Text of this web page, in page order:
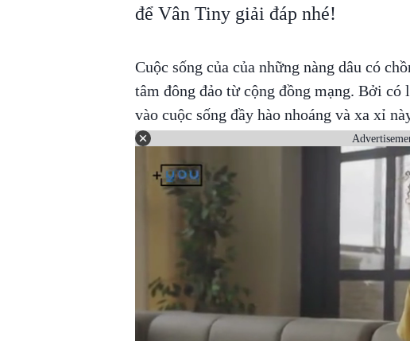
để Vân Tiny giải đáp nhé!
Cuộc sống của của những nàng dâu có
tâm đông đảo từ cộng đồng mạng. Bởi có
vào cuộc sống đầy hào nhoáng và xa xỉ